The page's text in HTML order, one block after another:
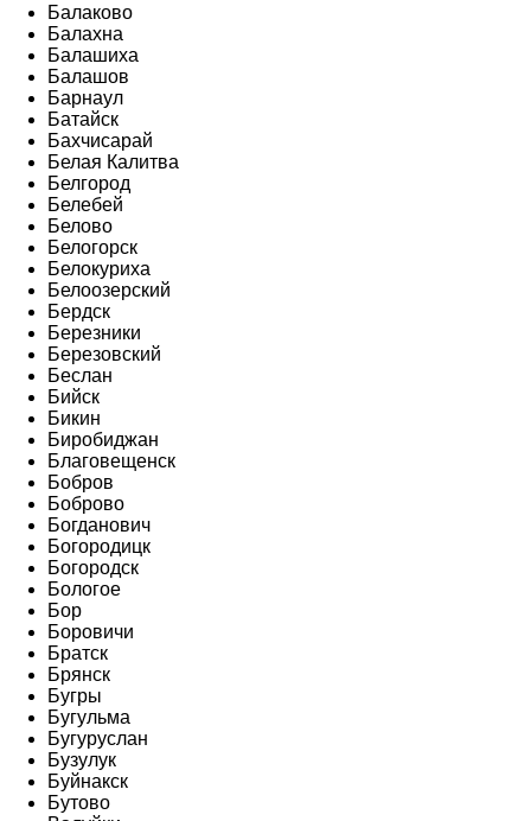
Балаково
Балахна
Балашиха
Балашов
Барнаул
Батайск
Бахчисарай
Белая Калитва
Белгород
Белебей
Белово
Белогорск
Белокуриха
Белоозерский
Бердск
Березники
Березовский
Беслан
Бийск
Бикин
Биробиджан
Благовещенск
Бобров
Боброво
Богданович
Богородицк
Богородск
Бологое
Бор
Боровичи
Братск
Брянск
Бугры
Бугульма
Бугуруслан
Бузулук
Буйнакск
Бутово